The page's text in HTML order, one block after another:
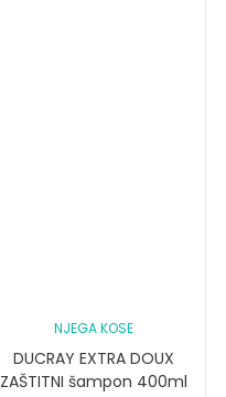
NJEGA KOSE
DUCRAY EXTRA DOUX
ZAŠTITNI šampon 400ml